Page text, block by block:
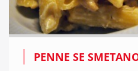
PENNE SE